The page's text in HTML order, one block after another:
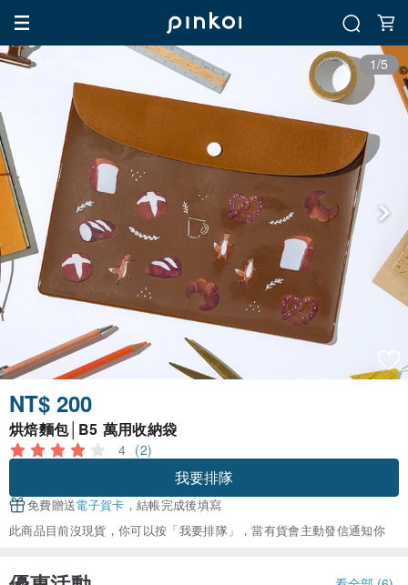
1/5
NT$ 200
烘焙麵包│B5 萬用收納袋
4 (2)
我要排隊
免費贈送電子賀卡 ，結帳完成後填寫
此商品目前沒現貨，你可以按「我要排隊」，當有貨會主動發信通知你